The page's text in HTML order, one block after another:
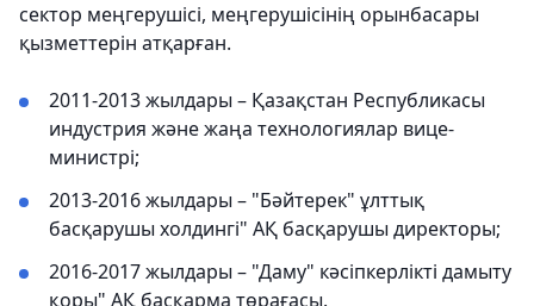
сектор меңгерушісі, меңгерушісінің орынбасары
қызметтерін атқарған.
2011-2013 жылдары – Қазақстан Республикасы
индустрия және жаңа технологиялар вице-
министрі;
2013-2016 жылдары – "Бәйтерек" ұлттық
басқарушы холдингі" АҚ басқарушы директоры;
2016-2017 жылдары – "Даму" кәсіпкерлікті дамыту
қоры" АҚ басқарма төрағасы.